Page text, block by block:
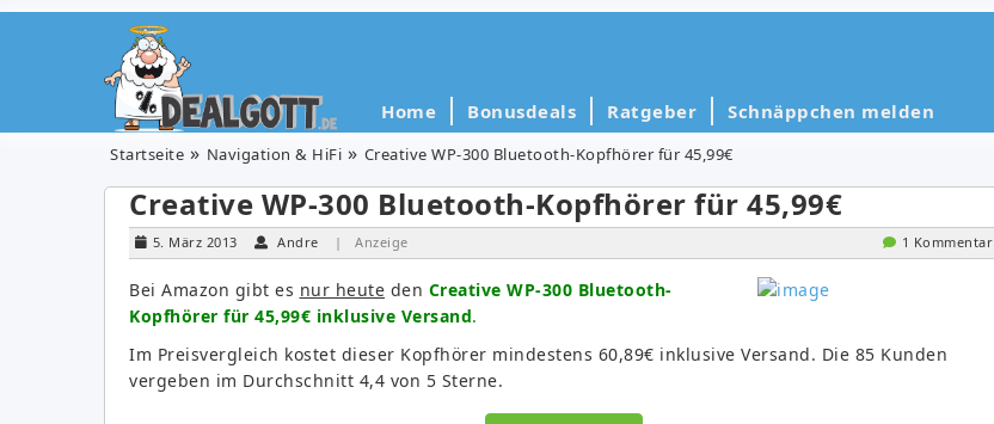
Home Bonusdeals Ratgeber Schnäppchen melden
Startseite Navigation & HiFi Creative WP-300 Bluetooth-Kopfhörer für 45,99€
Creative WP-300 Bluetooth-Kopfhörer für 45,99€
5. März 2013 Andre | Anzeige 1 Kommentar
Bei Amazon gibt es nur heute den Creative WP-300 Bluetooth-
Kopfhörer für 45,99€ inklusive Versand.
Im Preisvergleich kostet dieser Kopfhörer mindestens 60,89€ inklusive Versand. Die 85 Kunden
vergeben im Durchschnitt 4,4 von 5 Sterne.